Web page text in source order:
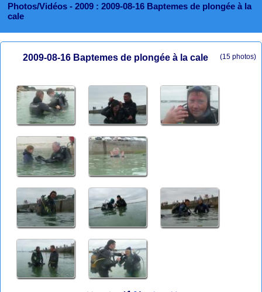
Photos/Vidéos - 2009 : 2009-08-16 Baptemes de plongée à la
cale
2009-08-16 Baptemes de plongée à la cale (15 photos)